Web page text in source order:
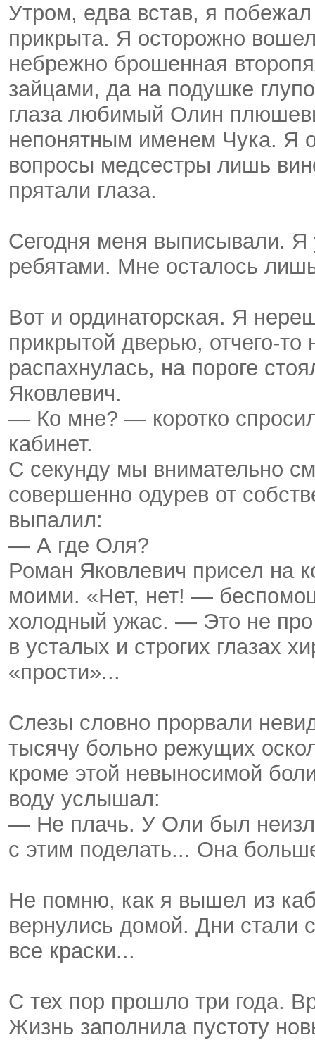
Утром, едва встав, я
прикрыта. Я осторожно
небрежно брошенная
зайцами, да на подушке
глаза любимый Олин
непонятным именем Чука. Я
вопросы медсестры лишь
прятали глаза.
Сегодня меня выписывали.
ребятами. Мне осталось
Вот и ординаторская. Я
прикрытой дверью, отчего-
распахнулась, на пороге
Яковлевич.
— Ко мне? — коротко
кабинет.
С секунду мы внимательно
совершенно одурев от
выпалил:
— А где Оля?
Роман Яковлевич присел на
моими. «Нет, нет! —
холодный ужас. — Это не
в усталых и строгих глазах
«прости»...
Слезы словно прорвали
тысячу больно режущих
кроме этой невыносимой
воду услышал:
— Не плачь. У Оли был
с этим поделать... Она
Не помню, как я вышел из
вернулись домой. Дни стали
все краски...
С тех пор прошло три года.
Жизнь заполнила пустоту